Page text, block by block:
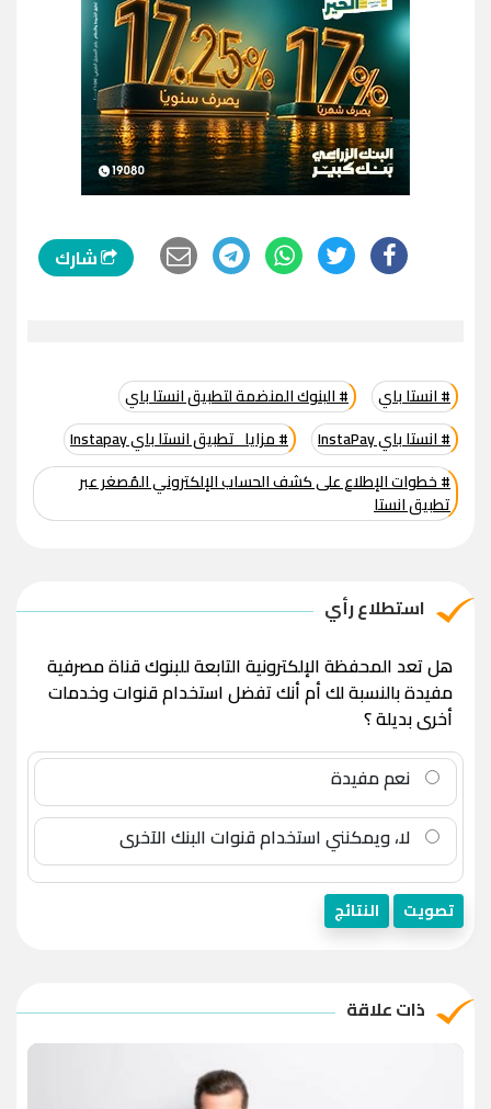
شارك
# انستا باي
# البنوك المنضمة لتطبيق انستا باي
# انستا باي InstaPay
# مزايا تطبيق انستا باي Instapay
# خطوات الإطلاع على كشف الحساب الإلكتروني المُصغر عبر
تطبيق انستا
استطلاع رأي
هل تعد المحفظة الإلكترونية التابعة للبنوك قناة مصرفية
مفيدة بالنسبة لك أم أنك تفضل استخدام قنوات وخدمات
أخرى بديلة ؟
نعم مفيدة
لا، ويمكنني استخدام قنوات البنك الآخرى
تصويت النتائج
ذات علاقة